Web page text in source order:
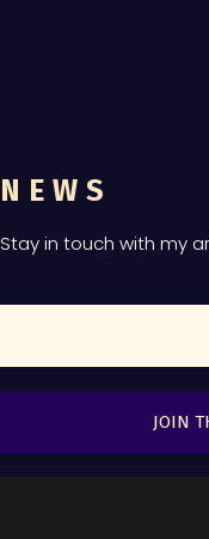
NEWS
Stay in touch with my